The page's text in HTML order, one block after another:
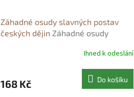
Záhadné osudy slavných postav
českých dějin Záhadné osudy
Ihned k odeslání
168 Kč Do košíku